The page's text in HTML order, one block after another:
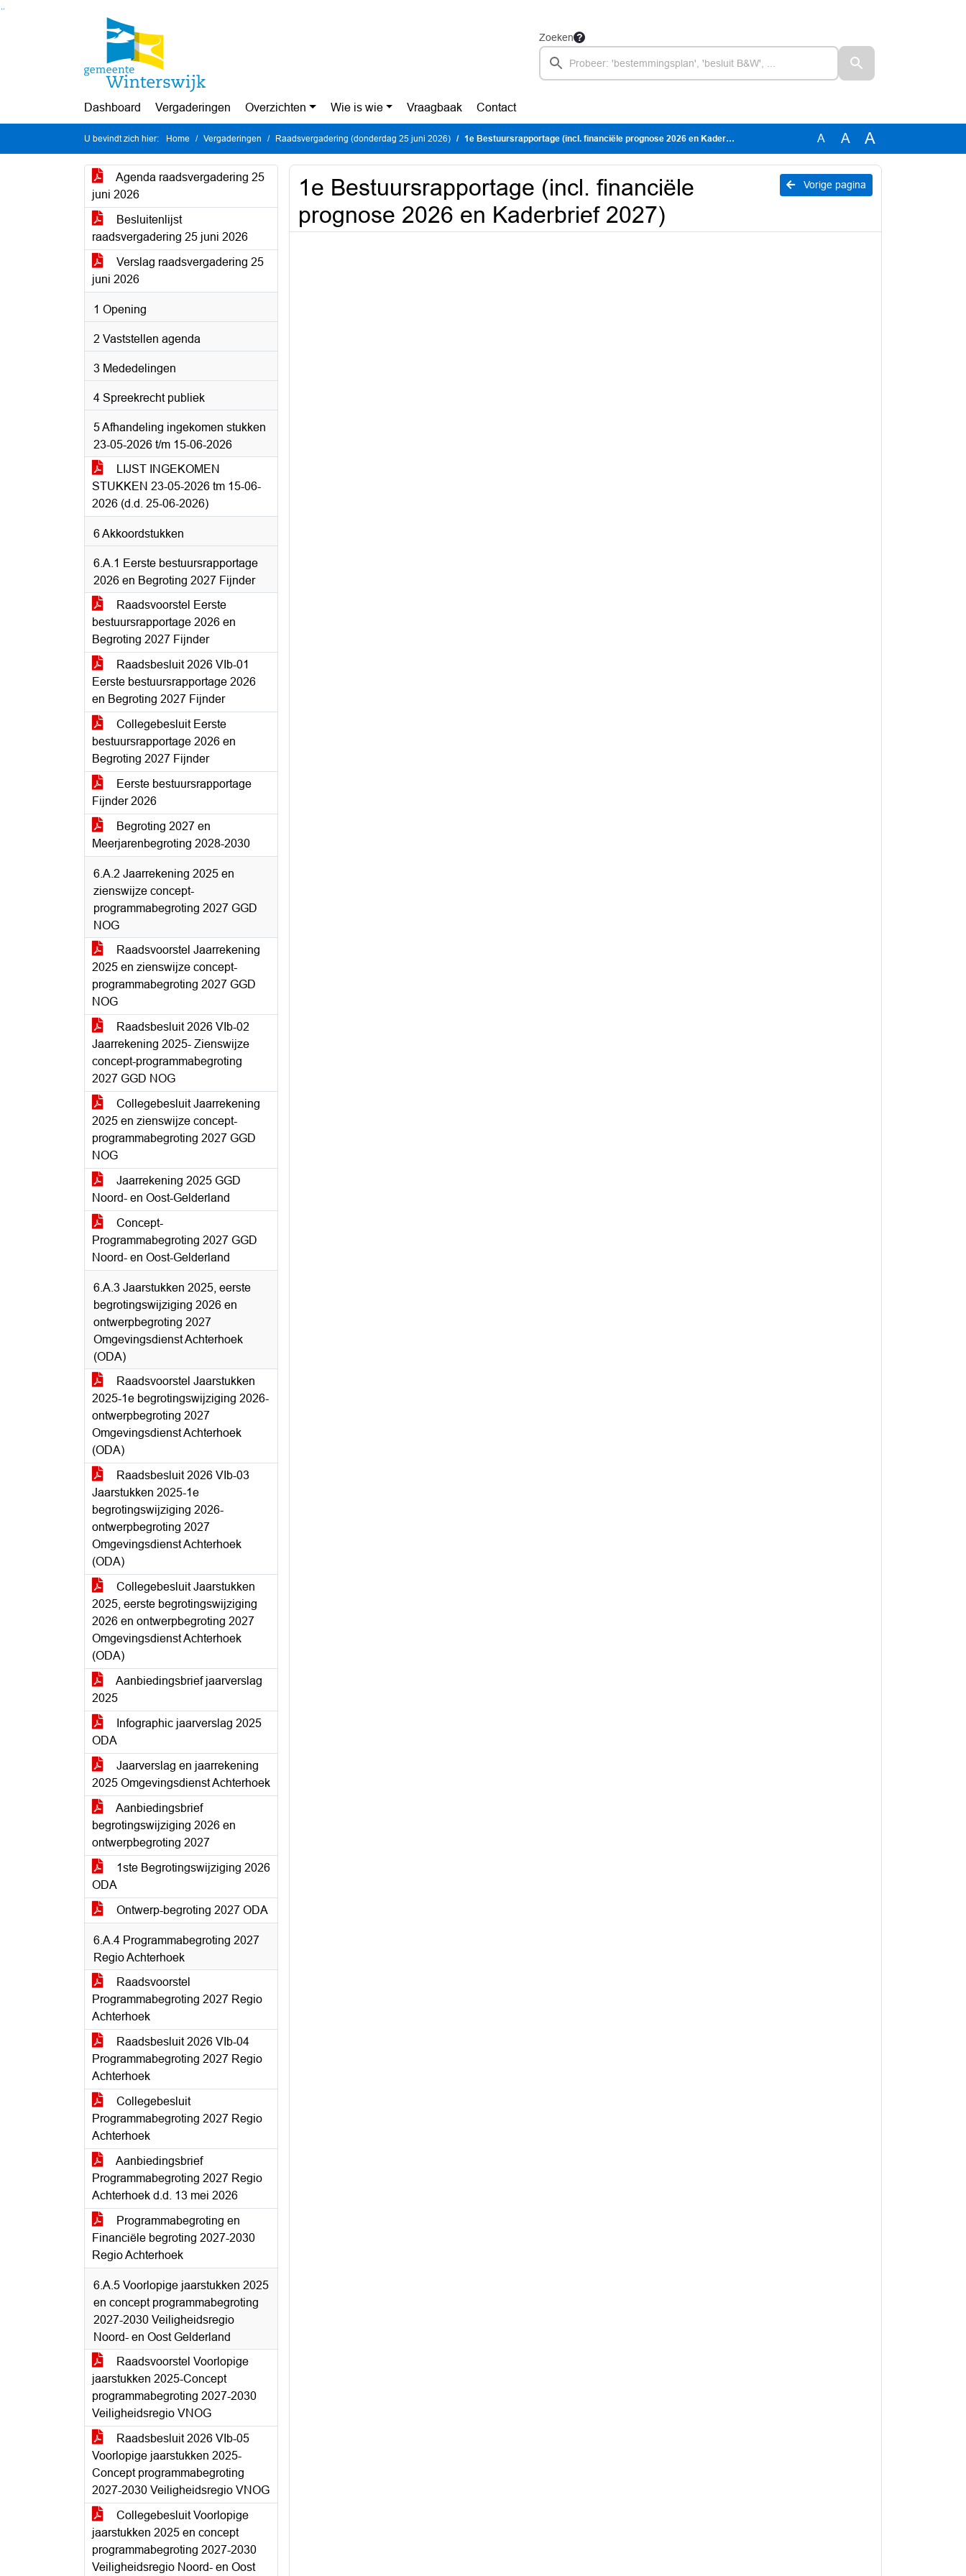
Ga naar de inhoud van deze pagina
Zoeken
Dashboard Vergaderingen Overzichten Wie is wie Vraagbaak Contact
U bevindt zich hier: Home Vergaderingen Raadsvergadering (donderdag 25 juni 2026) 1e Bestuursrapportage (incl. financiële prognose 2026 en Kaderbrief 2027) A A A
Agenda raadsvergadering 25
juni 2026
Besluitenlijst
raadsvergadering 25 juni 2026
Verslag raadsvergadering 25
juni 2026
1 Opening
2 Vaststellen agenda
3 Mededelingen
4 Spreekrecht publiek
5 Afhandeling ingekomen stukken
23-05-2026 t/m 15-06-2026
LIJST INGEKOMEN
STUKKEN 23-05-2026 tm 15-06-
2026 (d.d. 25-06-2026)
6 Akkoordstukken
6.A.1 Eerste bestuursrapportage
2026 en Begroting 2027 Fijnder
Raadsvoorstel Eerste
bestuursrapportage 2026 en
Begroting 2027 Fijnder
Raadsbesluit 2026 VIb-01
Eerste bestuursrapportage 2026
en Begroting 2027 Fijnder
Collegebesluit Eerste
bestuursrapportage 2026 en
Begroting 2027 Fijnder
Eerste bestuursrapportage
Fijnder 2026
Begroting 2027 en
Meerjarenbegroting 2028-2030
6.A.2 Jaarrekening 2025 en
zienswijze concept-
programmabegroting 2027 GGD
NOG
Raadsvoorstel Jaarrekening
2025 en zienswijze concept-
programmabegroting 2027 GGD
NOG
Raadsbesluit 2026 VIb-02
Jaarrekening 2025- Zienswijze
concept-programmabegroting
2027 GGD NOG
Collegebesluit Jaarrekening
2025 en zienswijze concept-
programmabegroting 2027 GGD
NOG
Jaarrekening 2025 GGD
Noord- en Oost-Gelderland
Concept-
Programmabegroting 2027 GGD
Noord- en Oost-Gelderland
6.A.3 Jaarstukken 2025, eerste
begrotingswijziging 2026 en
ontwerpbegroting 2027
Omgevingsdienst Achterhoek
(ODA)
Raadsvoorstel Jaarstukken
2025-1e begrotingswijziging 2026-
ontwerpbegroting 2027
Omgevingsdienst Achterhoek
(ODA)
Raadsbesluit 2026 VIb-03
Jaarstukken 2025-1e
begrotingswijziging 2026-
ontwerpbegroting 2027
Omgevingsdienst Achterhoek
(ODA)
Collegebesluit Jaarstukken
2025, eerste begrotingswijziging
2026 en ontwerpbegroting 2027
Omgevingsdienst Achterhoek
(ODA)
Aanbiedingsbrief jaarverslag
2025
Infographic jaarverslag 2025
ODA
Jaarverslag en jaarrekening
2025 Omgevingsdienst Achterhoek
Aanbiedingsbrief
begrotingswijziging 2026 en
ontwerpbegroting 2027
1ste Begrotingswijziging 2026
ODA
Ontwerp-begroting 2027 ODA
6.A.4 Programmabegroting 2027
Regio Achterhoek
Raadsvoorstel
Programmabegroting 2027 Regio
Achterhoek
Raadsbesluit 2026 VIb-04
Programmabegroting 2027 Regio
Achterhoek
Collegebesluit
Programmabegroting 2027 Regio
Achterhoek
Aanbiedingsbrief
Programmabegroting 2027 Regio
Achterhoek d.d. 13 mei 2026
Programmabegroting en
Financiële begroting 2027-2030
Regio Achterhoek
6.A.5 Voorlopige jaarstukken 2025
en concept programmabegroting
2027-2030 Veiligheidsregio
Noord- en Oost Gelderland
Raadsvoorstel Voorlopige
jaarstukken 2025-Concept
programmabegroting 2027-2030
Veiligheidsregio VNOG
Raadsbesluit 2026 VIb-05
Voorlopige jaarstukken 2025-
Concept programmabegroting
2027-2030 Veiligheidsregio VNOG
Collegebesluit Voorlopige
jaarstukken 2025 en concept
programmabegroting 2027-2030
Veiligheidsregio Noord- en Oost
Vorige pagina
1e Bestuursrapportage (incl. financiële
prognose 2026 en Kaderbrief 2027)